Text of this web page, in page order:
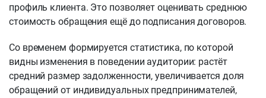
профиль клиента. Это позволяет оценивать среднюю
стоимость обращения ещё до подписания договоров.
Со временем формируется статистика, по которой
видны изменения в поведении аудитории: растёт
средний размер задолженности, увеличивается доля
обращений от индивидуальных предпринимателей,